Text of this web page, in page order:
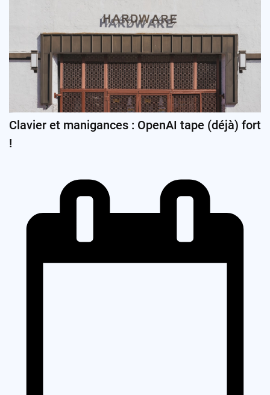
Clavier et manigances : OpenAI tape (déjà) fort
!